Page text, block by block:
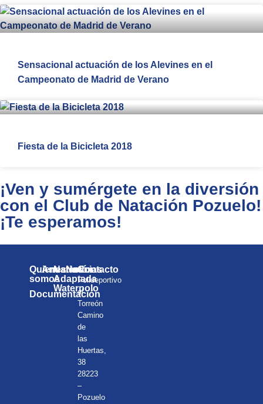
Sensacional actuación de los Alevines en el
Campeonato de Madrid de Verano
Fiesta de la Bicicleta 2018
¡Ven y sumérgete en la diversión
con el Club de Natación Pozuelo!
¡Te esperamos!
Quienes
somos
Documentación
Anuarios
Natación
Adaptada
Waterpolo
Noticias
Contacto
Polideportivo
el
Torreón
Camino
de
las
Huertas,
38
28223
–
Pozuelo